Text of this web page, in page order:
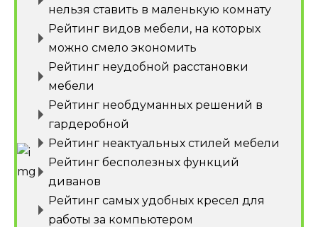
нельзя ставить в маленькую комнату
Рейтинг видов мебели, на которых
можно смело экономить
Рейтинг неудобной расстановки
мебели
Рейтинг необдуманных решений в
гардеробной
Рейтинг неактуальных стилей мебели
Рейтинг бесполезных функций
диванов
Рейтинг самых удобных кресел для
работы за компьютером